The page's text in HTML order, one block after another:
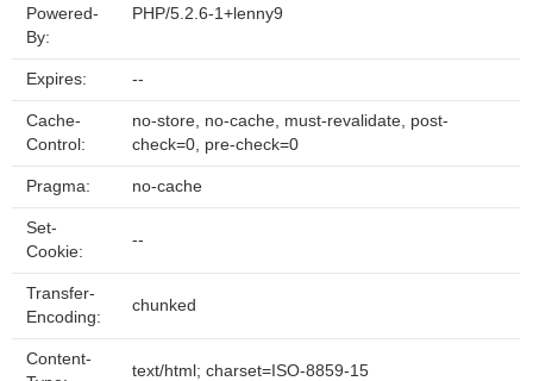
Powered-
By:
PHP/5.2.6-1+lenny9
Expires: --
Cache-
Control:
no-store, no-cache, must-revalidate, post-
check=0, pre-check=0
Pragma: no-cache
Set-
Cookie:
--
Transfer-
Encoding:
chunked
Content-
text/html; charset=ISO-8859-15